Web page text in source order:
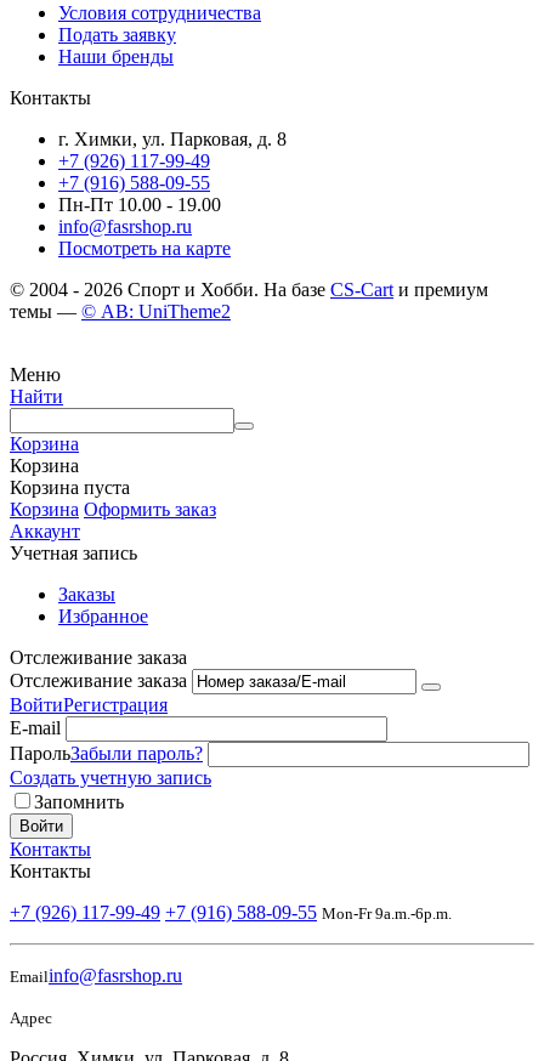
Условия сотрудничества
Подать заявку
Наши бренды
Контакты
г. Химки, ул. Парковая, д. 8
+7 (926) 117-99-49
+7 (916) 588-09-55
Пн-Пт 10.00 - 19.00
info@fasrshop.ru
Посмотреть на карте
© 2004 - 2026 Спорт и Хобби. На базе CS-Cart и премиум
темы — © AB: UniTheme2
Меню
Найти
Корзина
Корзина
Корзина пуста
Корзина Оформить заказ
Аккаунт
Учетная запись
Заказы
Избранное
Отслеживание заказа
Отслеживание заказа
ВойтиРегистрация
E-mail
ПарольЗабыли пароль?
Создать учетную запись
Запомнить
Войти
Контакты
Контакты
+7 (926) 117-99-49 +7 (916) 588-09-55 Mon-Fr 9a.m.-6p.m.
Emailinfo@fasrshop.ru
Адрес